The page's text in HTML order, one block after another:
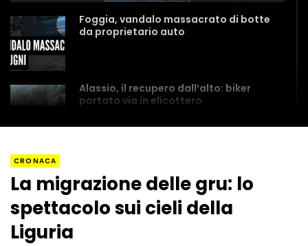
Foggia, vandalo massacrato di botte
da proprietario auto
Alassio, il recupero dall’alto: biker
portato via in elicottero
CRONACA
La migrazione delle gru: lo
spettacolo sui cieli della
Liguria